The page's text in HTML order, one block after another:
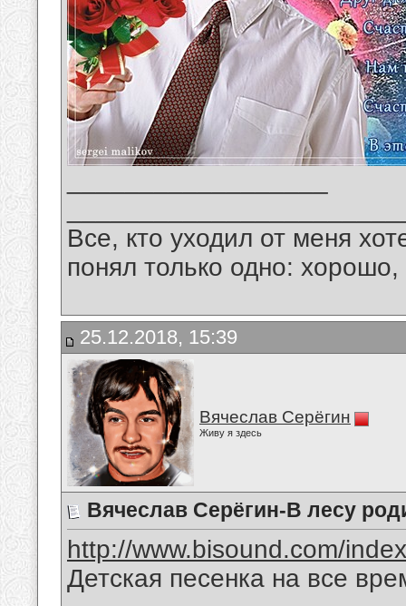
Все, кто уходил от меня
понял только одно:
25.12.2018, 15:39
Вячеслав Серёгин
Живу я здесь
Вячеслав Серёгин-В лесу
http://www.bisound.com/
Детская песенка на все